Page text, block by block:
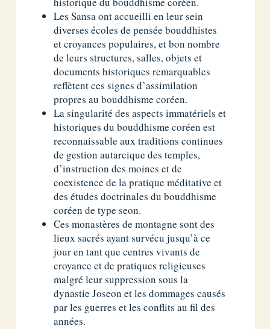
Les Sansa ont accueilli en leur sein
diverses écoles de pensée bouddhistes
et croyances populaires, et bon nombre
de leurs structures, salles, objets et
documents historiques remarquables
reflètent ces signes d’assimilation
propres au bouddhisme coréen.
La singularité des aspects immatériels et
historiques du bouddhisme coréen est
reconnaissable aux traditions continues
de gestion autarcique des temples,
d’instruction des moines et de
coexistence de la pratique méditative et
des études doctrinales du bouddhisme
coréen de type seon.
Ces monastères de montagne sont des
lieux sacrés ayant survécu jusqu’à ce
jour en tant que centres vivants de
croyance et de pratiques religieuses
malgré leur suppression sous la
dynastie Joseon et les dommages causés
par les guerres et les conflits au fil des
années.